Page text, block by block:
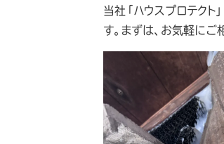
当社「ハウスプロテクト
す。まずは、お気軽にご